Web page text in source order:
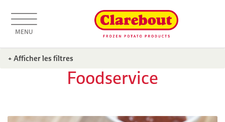
MENU
+ Afficher les filtres
Foodservice